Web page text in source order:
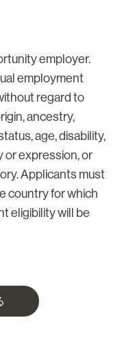
employer.
employment
regard to
ancestry,
age, disability,
or expression, or
Applicants must
country for which
eligibility will be